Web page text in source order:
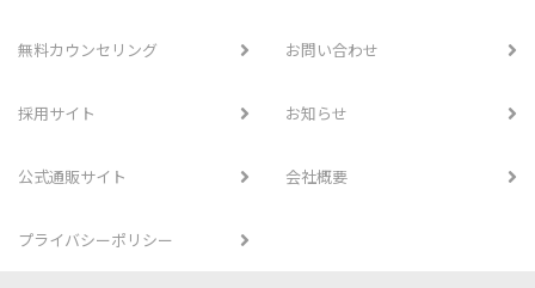
無料カウンセリング お問い合わせ
採用サイト お知らせ
公式通販サイト 会社概要
プライバシーポリシー